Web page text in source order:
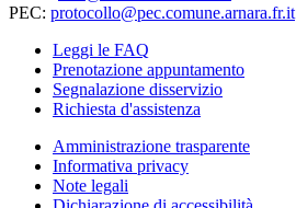
PEC: protocollo@pec.comune.arnara.fr.it
Leggi le FAQ
Prenotazione appuntamento
Segnalazione disservizio
Richiesta d'assistenza
Amministrazione trasparente
Informativa privacy
Note legali